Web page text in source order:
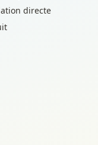
directe